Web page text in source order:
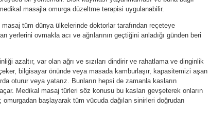
masajla omurga düzeltme terapisi uygulanabilir.
masaj tüm dünya ülkelerinde doktorlar tarafından reçeteye
yerlerini ovmakla acı ve ağrılarının geçtiğini anladığı günden beri
azaltır, var olan ağrı ve sızıları dindirir ve rahatlama ve dinginlik
bilgisayar önünde veya masada kamburlaşır, kapasitemizi aşan
oturur veya yatarız. Bunların hepsi de zamanla kasların
Medikal masaj türleri söz konusu bu kasları gevşeterek onların
omurgadan başlayarak tüm vücuda dağılan sinirleri doğrudan